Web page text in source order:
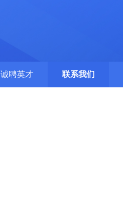
诚聘英才 联系我们